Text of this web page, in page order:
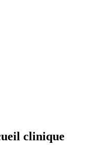
clinique